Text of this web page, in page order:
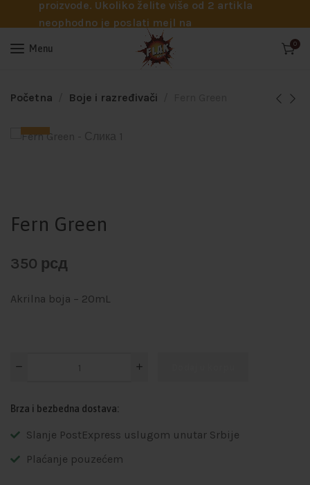
proizvode. Ukoliko želite više od 2 artikla
neophodno je poslati mejl na
info@flakhobby.com sa preciznim šiframa
proizvoda. Svakako nas možete pozvati
potrebna pomoć oko odabira.
Menu 0
Početna Boje i razređivači
Fern Green
350 рсд
Akrilna boja – 20mL
Brza i bezbedna dostava:
Slanje PostExpress uslugom unutar Srbije
Plaćanje pouzećem